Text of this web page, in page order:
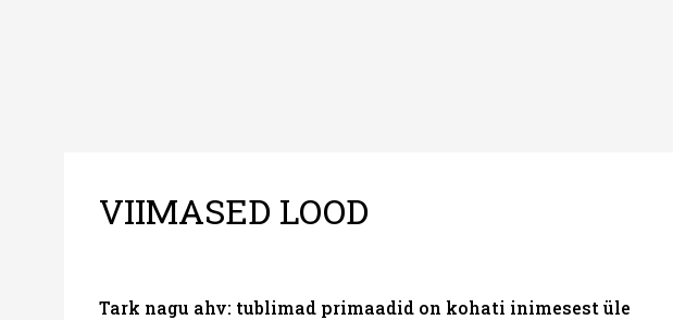
VIIMASED LOOD
Tark nagu ahv: tublimad primaadid on kohati inimesest üle